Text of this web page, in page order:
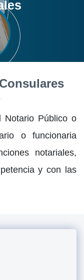
Notario Público o
o funcionaria
notariales,
y con las